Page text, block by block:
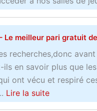
Le meilleur pari gratuit
recherches,donc
en savoir plus que
ont vécu et respiré
Lire la suitea